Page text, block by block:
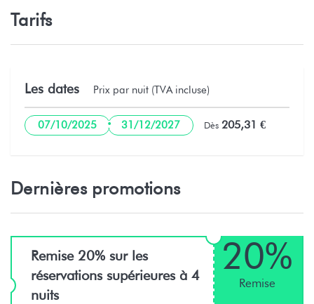
Tarifs
Les dates Prix par nuit (TVA incluse)
07/10/2025 · 31/12/2027 Dès 205,31 €
Dernières promotions
Remise 20% sur les
réservations supérieures à 4
nuits
20%
Remise